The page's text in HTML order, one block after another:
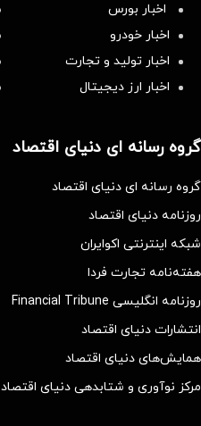
اخبار بورس
اخبار خودرو
اخبار تولید و تجارت
اخبار ارز دیجیتال
گروه رسانه ای دنیای اقتصاد
گروه رسانه ای دنیای اقتصاد
روزنامه دنیای اقتصاد
شبکه اینترنتی اکوایران
هفته‌نامه تجارت فردا
روزنامه انگلیسی Financial Tribune
انتشارات دنیای اقتصاد
همایش‌های دنیای اقتصاد
مرکز نوآوری و شتابدهی دنیای اقتصاد